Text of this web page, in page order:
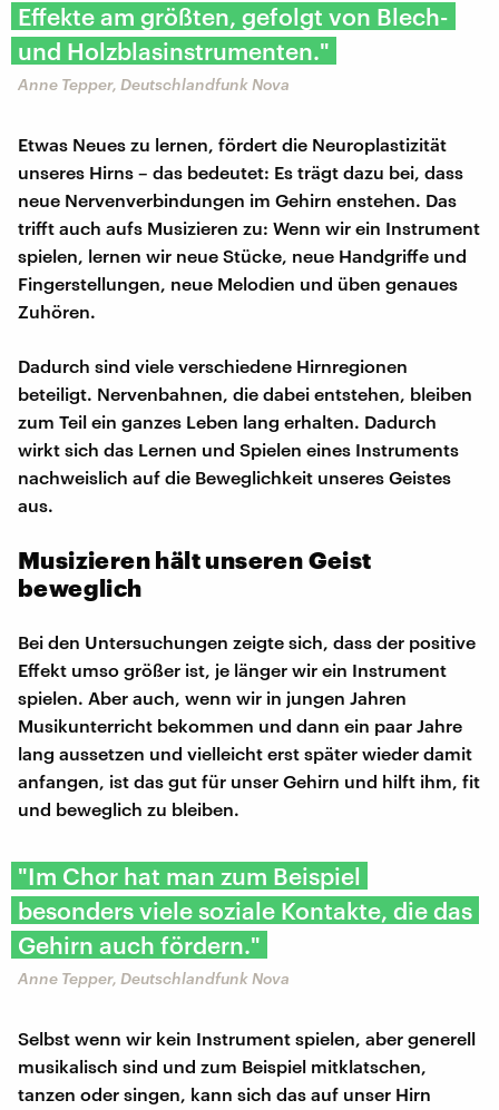
Effekte am größten, gefolgt von Blech-
und Holzblasinstrumenten."
Anne Tepper, Deutschlandfunk Nova
Etwas Neues zu lernen, fördert die Neuroplastizität
unseres Hirns – das bedeutet: Es trägt dazu bei, dass
neue Nervenverbindungen im Gehirn enstehen. Das
trifft auch aufs Musizieren zu: Wenn wir ein Instrument
spielen, lernen wir neue Stücke, neue Handgriffe und
Fingerstellungen, neue Melodien und üben genaues
Zuhören.
Dadurch sind viele verschiedene Hirnregionen
beteiligt. Nervenbahnen, die dabei entstehen, bleiben
zum Teil ein ganzes Leben lang erhalten. Dadurch
wirkt sich das Lernen und Spielen eines Instruments
nachweislich auf die Beweglichkeit unseres Geistes
aus.
Musizieren hält unseren Geist
beweglich
Bei den Untersuchungen zeigte sich, dass der positive
Effekt umso größer ist, je länger wir ein Instrument
spielen. Aber auch, wenn wir in jungen Jahren
Musikunterricht bekommen und dann ein paar Jahre
lang aussetzen und vielleicht erst später wieder damit
anfangen, ist das gut für unser Gehirn und hilft ihm, fit
und beweglich zu bleiben.
"Im Chor hat man zum Beispiel
besonders viele soziale Kontakte, die das
Gehirn auch fördern."
Anne Tepper, Deutschlandfunk Nova
Selbst wenn wir kein Instrument spielen, aber generell
musikalisch sind und zum Beispiel mitklatschen,
tanzen oder singen, kann sich das auf unser Hirn